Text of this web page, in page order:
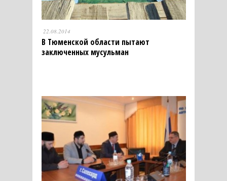
22.08.2014
В Тюменской области пытают
заключенных мусульман